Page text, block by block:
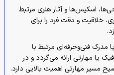
اسکیس‌ها و آثار هنری مرتبط
خلاقیت و دقت فرد را برای
مدرک فنی‌وحرفه‌ای مرتبط با
یا مهارتی ارائه می‌گردد و در
مسیر مهارتی اهمیت بالایی دارد.